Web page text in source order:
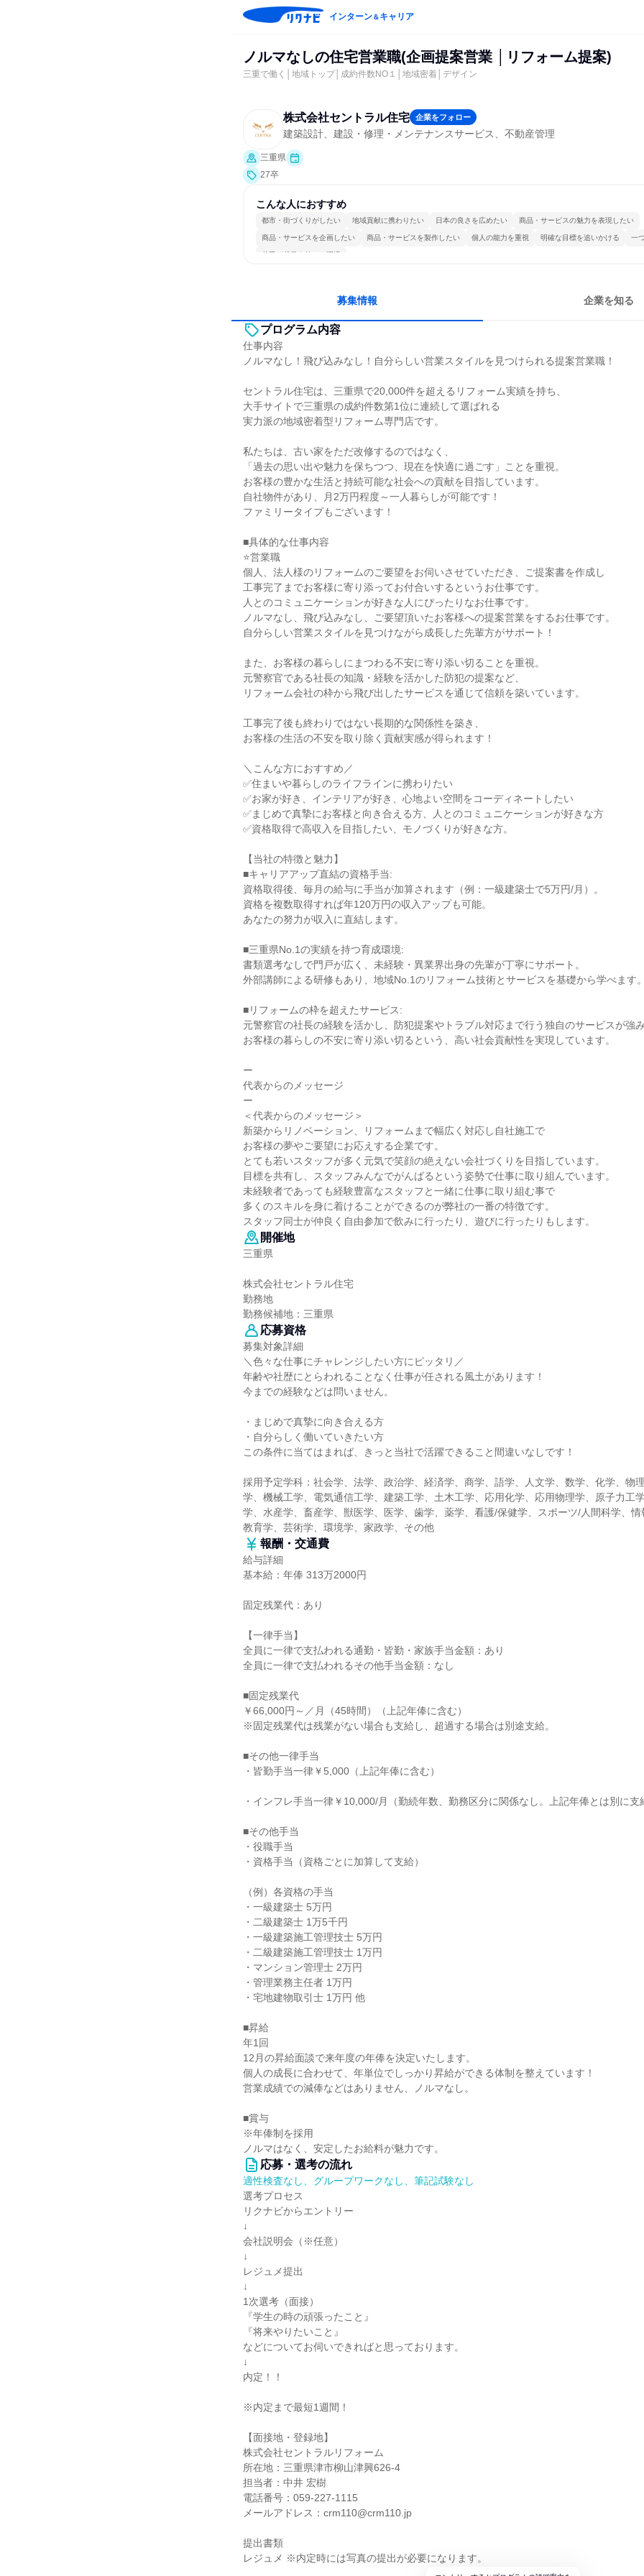
インターン＆キャリア
ノルマなしの住宅営業職(企画提案営業 │リフォーム提案)
三重で働く│地域トップ│成約件数NO１│地域密着│デザイン
株式会社セントラル住宅 企業をフォロー
建築設計、建設・修理・メンテナンスサービス、不動産管理
三重県
27卒
こんな人におすすめ
都市・街づくりがしたい 地域貢献に携わりたい 日本の良さを広めたい 商品・サービスの魅力を表現したい
商品・サービスを企画したい 商品・サービスを製作したい 個人の能力を重視 明確な目標を追いかける 一
若手が裁量を持てる環境
募集情報 企業を知る
プログラム内容
仕事内容
ノルマなし！飛び込みなし！自分らしい営業スタイルを見つけられる提案営業職！
セントラル住宅は、三重県で20,000件を超えるリフォーム実績を持ち、
大手サイトで三重県の成約件数第1位に連続して選ばれる
実力派の地域密着型リフォーム専門店です。
私たちは、古い家をただ改修するのではなく、
「過去の思い出や魅力を保ちつつ、現在を快適に過ごす」ことを重視。
お客様の豊かな生活と持続可能な社会への貢献を目指しています。
自社物件があり、月2万円程度～一人暮らしが可能です！
ファミリータイプもございます！
■具体的な仕事内容
⭐営業職
個人、法人様のリフォームのご要望をお伺いさせていただき、ご提案書を作成し
工事完了までお客様に寄り添ってお付合いするというお仕事です。
人とのコミュニケーションが好きな人にぴったりなお仕事です。
ノルマなし、飛び込みなし、ご要望頂いたお客様への提案営業をするお仕事です。
自分らしい営業スタイルを見つけながら成長した先輩方がサポート！
また、お客様の暮らしにまつわる不安に寄り添い切ることを重視。
元警察官である社長の知識・経験を活かした防犯の提案など、
リフォーム会社の枠から飛び出したサービスを通じて信頼を築いています。
工事完了後も終わりではない長期的な関係性を築き、
お客様の生活の不安を取り除く貢献実感が得られます！
＼こんな方におすすめ／
✅住まいや暮らしのライフラインに携わりたい
✅お家が好き、インテリアが好き、心地よい空間をコーディネートしたい
✅まじめで真摯にお客様と向き合える方、人とのコミュニケーションが好きな方
✅資格取得で高収入を目指したい、モノづくりが好きな方。
【当社の特徴と魅力】
■キャリアアップ直結の資格手当:
資格取得後、毎月の給与に手当が加算されます（例：一級建築士で5万円/月）。
資格を複数取得すれば年120万円の収入アップも可能。
あなたの努力が収入に直結します。
■三重県No.1の実績を持つ育成環境:
書類選考なしで門戸が広く、未経験・異業界出身の先輩が丁寧にサポート。
外部講師による研修もあり、地域No.1のリフォーム技術とサービスを基礎から学べます
■リフォームの枠を超えたサービス:
元警察官の社長の経験を活かし、防犯提案やトラブル対応まで行う独自のサービスが強
お客様の暮らしの不安に寄り添い切るという、高い社会貢献性を実現しています。
ー
代表からのメッセージ
ー
＜代表からのメッセージ＞
新築からリノベーション、リフォームまで幅広く対応し自社施工で
お客様の夢やご要望にお応えする企業です。
とても若いスタッフが多く元気で笑顔の絶えない会社づくりを目指しています。
目標を共有し、スタッフみんなでがんばるという姿勢で仕事に取り組んでいます。
未経験者であっても経験豊富なスタッフと一緒に仕事に取り組む事で
多くのスキルを身に着けることができるのが弊社の一番の特徴です。
スタッフ同士が仲良く自由参加で飲みに行ったり、遊びに行ったりもします。
開催地
三重県
株式会社セントラル住宅
勤務地
勤務候補地：三重県
応募資格
募集対象詳細
＼色々な仕事にチャレンジしたい方にピッタリ／
年齢や社歴にとらわれることなく仕事が任される風土があります！
今までの経験などは問いません。
・まじめで真摯に向き合える方
・自分らしく働いていきたい方
この条件に当てはまれば、きっと当社で活躍できること間違いなしです！
採用予定学科：社会学、法学、政治学、経済学、商学、語学、人文学、数学、化学、物
学、機械工学、電気通信工学、建築工学、土木工学、応用化学、応用物理学、原子力工
学、水産学、畜産学、獣医学、医学、歯学、薬学、看護/保健学、スポーツ/人間科学、
教育学、芸術学、環境学、家政学、その他
報酬・交通費
給与詳細
基本給：年俸 313万2000円
固定残業代：あり
【一律手当】
全員に一律で支払われる通勤・皆勤・家族手当金額：あり
全員に一律で支払われるその他手当金額：なし
■固定残業代
￥66,000円～／月（45時間）（上記年俸に含む）
※固定残業代は残業がない場合も支給し、超過する場合は別途支給。
■その他一律手当
・皆勤手当一律￥5,000（上記年俸に含む）
・インフレ手当一律￥10,000/月（勤続年数、勤務区分に関係なし。上記年俸とは別に支
■その他手当
・役職手当
・資格手当（資格ごとに加算して支給）
（例）各資格の手当
・一級建築士 5万円
・二級建築士 1万5千円
・一級建築施工管理技士 5万円
・二級建築施工管理技士 1万円
・マンション管理士 2万円
・管理業務主任者 1万円
・宅地建物取引士 1万円 他
■昇給
年1回
12月の昇給面談で来年度の年俸を決定いたします。
個人の成長に合わせて、年単位でしっかり昇給ができる体制を整えています！
営業成績での減俸などはありません、ノルマなし。
■賞与
※年俸制を採用
ノルマはなく、安定したお給料が魅力です。
応募・選考の流れ
適性検査なし、グループワークなし、筆記試験なし
選考プロセス
リクナビからエントリー
↓
会社説明会（※任意）
↓
レジュメ提出
↓
1次選考（面接）
『学生の時の頑張ったこと』
『将来やりたいこと』
などについてお伺いできればと思っております。
↓
内定！！
※内定まで最短1週間！
【面接地・登録地】
株式会社セントラルリフォーム
所在地：三重県津市柳山津興626-4
担当者：中井 宏樹
電話番号：059-227-1115
メールアドレス：crm110@crm110.jp
提出書類
レジュメ ※内定時には写真の提出が必要になります。